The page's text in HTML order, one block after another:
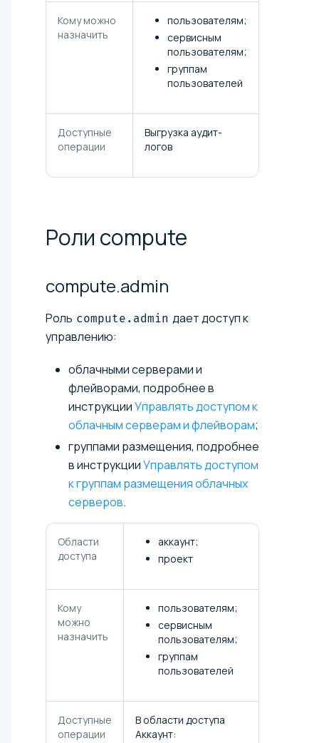
Кому можно
назначить
пользователям;
сервисным
пользователям;
группам
пользователей
Доступные
операции
Выгрузка аудит-
логов
Роли compute
compute.admin
Роль compute.admin дает доступ к
управлению:
облачными серверами и
флейворами, подробнее в
инструкцииУправлять доступом к
облачным серверам и флейворам;
группами размещения, подробнее
в инструкцииУправлять доступом
к группам размещения облачных
серверов.
Области
доступа
аккаунт;
проект
Кому
можно
назначить
пользователям;
сервисным
пользователям;
группам
пользователей
Доступные
операции
В области доступа
Аккаунт: